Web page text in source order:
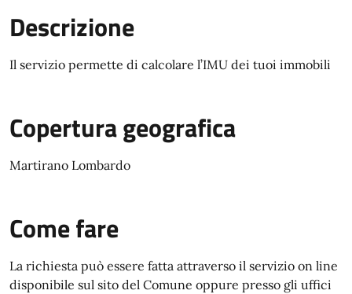
Descrizione
Il servizio permette di calcolare l’IMU dei tuoi immobili
Copertura geografica
Martirano Lombardo
Come fare
La richiesta può essere fatta attraverso il servizio on line
disponibile sul sito del Comune oppure presso gli uffici